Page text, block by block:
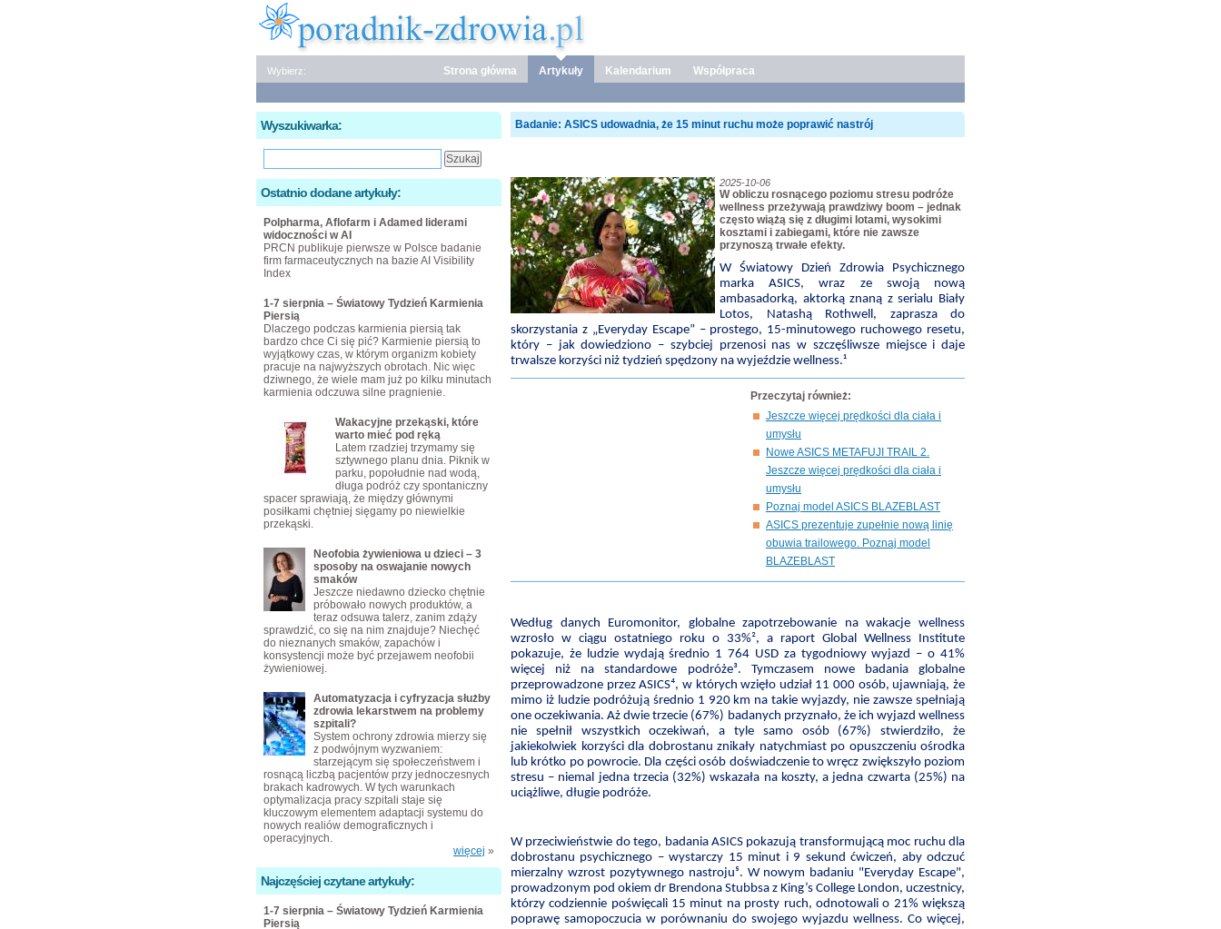
Wybierz: Strona główna Artykuły Kalendarium Współpraca
Badanie: ASICS udowadnia, że 15 minut ruchu może poprawić nastrój
2025-10-06
W obliczu rosnącego poziomu stresu podróże
wellness przeżywają prawdziwy boom – jednak
często wiążą się z długimi lotami, wysokimi
kosztami i zabiegami, które nie zawsze
przynoszą trwałe efekty.
W Światowy Dzień Zdrowia Psychicznego
marka ASICS, wraz ze swoją nową
ambasadorką, aktorką znaną z serialu Biały
Lotos, Natashą Rothwell, zaprasza do
skorzystania z „Everyday Escape” – prostego, 15-minutowego ruchowego resetu,
który – jak dowiedziono – szybciej przenosi nas w szczęśliwsze miejsce i daje
trwalsze korzyści niż tydzień spędzony na wyjeździe wellness.¹
Przeczytaj również:
Jeszcze więcej prędkości dla ciała i
umysłu
Nowe ASICS METAFUJI TRAIL 2.
Jeszcze więcej prędkości dla ciała i
umysłu
Poznaj model ASICS BLAZEBLAST
ASICS prezentuje zupełnie nową linię
obuwia trailowego. Poznaj model
BLAZEBLAST
Według danych Euromonitor, globalne zapotrzebowanie na wakacje wellness
wzrosło w ciągu ostatniego roku o 33%², a raport Global Wellness Institute
pokazuje, że ludzie wydają średnio 1 764 USD za tygodniowy wyjazd – o 41%
więcej niż na standardowe podróże³. Tymczasem nowe badania globalne
przeprowadzone przez ASICS⁴, w których wzięło udział 11 000 osób, ujawniają, że
mimo iż ludzie podróżują średnio 1 920 km na takie wyjazdy, nie zawsze spełniają
one oczekiwania. Aż dwie trzecie (67%) badanych przyznało, że ich wyjazd wellness
nie spełnił wszystkich oczekiwań, a tyle samo osób (67%) stwierdziło, że
jakiekolwiek korzyści dla dobrostanu znikały natychmiast po opuszczeniu ośrodka
lub krótko po powrocie. Dla części osób doświadczenie to wręcz zwiększyło poziom
stresu – niemal jedna trzecia (32%) wskazała na koszty, a jedna czwarta (25%) na
uciążliwe, długie podróże.
W przeciwieństwie do tego, badania ASICS pokazują transformującą moc ruchu dla
dobrostanu psychicznego – wystarczy 15 minut i 9 sekund ćwiczeń, aby odczuć
mierzalny wzrost pozytywnego nastroju⁵. W nowym badaniu "Everyday Escape",
prowadzonym pod okiem dr Brendona Stubbsa z King’s College London, uczestnicy,
którzy codziennie poświęcali 15 minut na prosty ruch, odnotowali o 21% większą
poprawę samopoczucia w porównaniu do swojego wyjazdu wellness. Co więcej,
Wyszukiwarka:
Ostatnio dodane artykuły:
Polpharma, Aflofarm i Adamed liderami
widoczności w AI
PRCN publikuje pierwsze w Polsce badanie
firm farmaceutycznych na bazie AI Visibility
Index
1-7 sierpnia – Światowy Tydzień Karmienia
Piersią
Dlaczego podczas karmienia piersią tak
bardzo chce Ci się pić? Karmienie piersią to
wyjątkowy czas, w którym organizm kobiety
pracuje na najwyższych obrotach. Nic więc
dziwnego, że wiele mam już po kilku minutach
karmienia odczuwa silne pragnienie.
Wakacyjne przekąski, które
warto mieć pod ręką
Latem rzadziej trzymamy się
sztywnego planu dnia. Piknik w
parku, popołudnie nad wodą,
długa podróż czy spontaniczny
spacer sprawiają, że między głównymi
posiłkami chętniej sięgamy po niewielkie
przekąski.
Neofobia żywieniowa u dzieci – 3
sposoby na oswajanie nowych
smaków
Jeszcze niedawno dziecko chętnie
próbowało nowych produktów, a
teraz odsuwa talerz, zanim zdąży
sprawdzić, co się na nim znajduje? Niechęć
do nieznanych smaków, zapachów i
konsystencji może być przejawem neofobii
żywieniowej.
Automatyzacja i cyfryzacja służby
zdrowia lekarstwem na problemy
szpitali?
System ochrony zdrowia mierzy się
z podwójnym wyzwaniem:
starzejącym się społeczeństwem i
rosnącą liczbą pacjentów przy jednoczesnych
brakach kadrowych. W tych warunkach
optymalizacja pracy szpitali staje się
kluczowym elementem adaptacji systemu do
nowych realiów demograficznych i
operacyjnych.
więcej »
Najczęściej czytane artykuły:
1-7 sierpnia – Światowy Tydzień Karmienia
Piersią